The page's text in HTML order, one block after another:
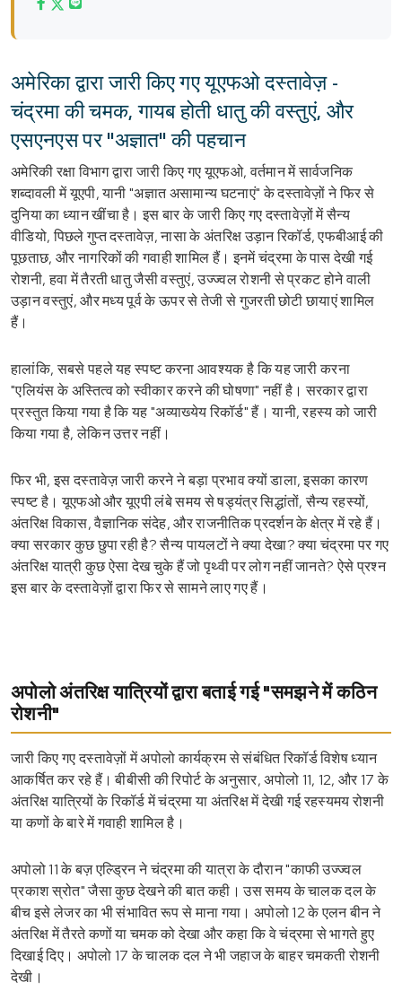
अमेरिका द्वारा जारी किए गए यूएफओ दस्तावेज़ -
चंद्रमा की चमक, गायब होती धातु की वस्तुएं, और
एसएनएस पर "अज्ञात" की पहचान
अमेरिकी रक्षा विभाग द्वारा जारी किए गए यूएफओ, वर्तमान में सार्वजनिक
शब्दावली में यूएपी, यानी "अज्ञात असामान्य घटनाएं" के दस्तावेज़ों ने फिर से
दुनिया का ध्यान खींचा है। इस बार के जारी किए गए दस्तावेज़ों में सैन्य
वीडियो, पिछले गुप्त दस्तावेज़, नासा के अंतरिक्ष उड़ान रिकॉर्ड, एफबीआई की
पूछताछ, और नागरिकों की गवाही शामिल हैं। इनमें चंद्रमा के पास देखी गई
रोशनी, हवा में तैरती धातु जैसी वस्तुएं, उज्ज्वल रोशनी से प्रकट होने वाली
उड़ान वस्तुएं, और मध्य पूर्व के ऊपर से तेजी से गुजरती छोटी छायाएं शामिल
हैं।
हालांकि, सबसे पहले यह स्पष्ट करना आवश्यक है कि यह जारी करना
"एलियंस के अस्तित्व को स्वीकार करने की घोषणा" नहीं है। सरकार द्वारा
प्रस्तुत किया गया है कि यह "अव्याख्येय रिकॉर्ड" हैं। यानी, रहस्य को जारी
किया गया है, लेकिन उत्तर नहीं।
फिर भी, इस दस्तावेज़ जारी करने ने बड़ा प्रभाव क्यों डाला, इसका कारण
स्पष्ट है। यूएफओ और यूएपी लंबे समय से षड्यंत्र सिद्धांतों, सैन्य रहस्यों,
अंतरिक्ष विकास, वैज्ञानिक संदेह, और राजनीतिक प्रदर्शन के क्षेत्र में रहे हैं।
क्या सरकार कुछ छुपा रही है? सैन्य पायलटों ने क्या देखा? क्या चंद्रमा पर गए
अंतरिक्ष यात्री कुछ ऐसा देख चुके हैं जो पृथ्वी पर लोग नहीं जानते? ऐसे प्रश्न
इस बार के दस्तावेज़ों द्वारा फिर से सामने लाए गए हैं।
अपोलो अंतरिक्ष यात्रियों द्वारा बताई गई "समझने में कठिन
रोशनी"
जारी किए गए दस्तावेज़ों में अपोलो कार्यक्रम से संबंधित रिकॉर्ड विशेष ध्यान
आकर्षित कर रहे हैं। बीबीसी की रिपोर्ट के अनुसार, अपोलो 11, 12, और 17 के
अंतरिक्ष यात्रियों के रिकॉर्ड में चंद्रमा या अंतरिक्ष में देखी गई रहस्यमय रोशनी
या कणों के बारे में गवाही शामिल है।
अपोलो 11 के बज़ एल्ड्रिन ने चंद्रमा की यात्रा के दौरान "काफी उज्ज्वल
प्रकाश स्रोत" जैसा कुछ देखने की बात कही। उस समय के चालक दल के
बीच इसे लेजर का भी संभावित रूप से माना गया। अपोलो 12 के एलन बीन ने
अंतरिक्ष में तैरते कणों या चमक को देखा और कहा कि वे चंद्रमा से भागते हुए
दिखाई दिए। अपोलो 17 के चालक दल ने भी जहाज के बाहर चमकती रोशनी
देखी।